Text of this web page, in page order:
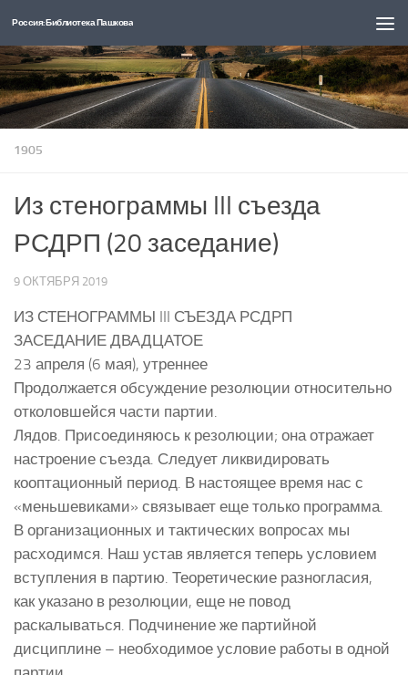
Перейти к содержимому
Россия: Библиотека Пашкова
1905
Из стенограммы III съезда
РСДРП (20 заседание)
9 ОКТЯБРЯ 2019
ИЗ СТЕНОГРАММЫ III СЪЕЗДА РСДРП
ЗАСЕДАНИЕ ДВАДЦАТОЕ
23 апреля (6 мая), утреннее
Продолжается обсуждение резолюции относительно
отколовшейся части партии.
Лядов. Присоединяюсь к резолюции; она отражает
настроение съезда. Следует ликвидировать
кооптационный период. В настоящее время нас с
«меньшевиками» связывает еще только программа.
В организационных и тактических вопросах мы
расходимся. Наш устав является теперь условием
вступления в партию. Теоретические разногласия,
как указано в резолюции, еще не повод
раскалываться. Подчинение же партийной
дисциплине – необходимое условие работы в одной